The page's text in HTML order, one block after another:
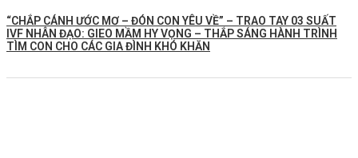
“CHẮP CÁNH ƯỚC MƠ – ĐÓN CON YÊU VỀ” – TRAO TAY 03 SUẤT
IVF NHÂN ĐẠO: GIEO MẦM HY VỌNG – THẮP SÁNG HÀNH TRÌNH
TÌM CON CHO CÁC GIA ĐÌNH KHÓ KHĂN